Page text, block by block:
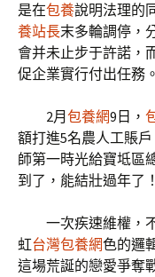
是在包養說明法理的
養站長末多輪調停，
會并未止步于許諾，
促企業實行付出任務。
2月 包養網9日，
額打進5名農人工賬
師第一時光給寶坻區
到了，能結壯過年了
一次疾速維權，
虹台灣包養網色的邏
這場荒誕的戀愛爭奪